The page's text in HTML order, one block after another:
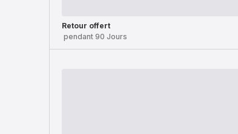
Retour offert
pendant 90 Jours